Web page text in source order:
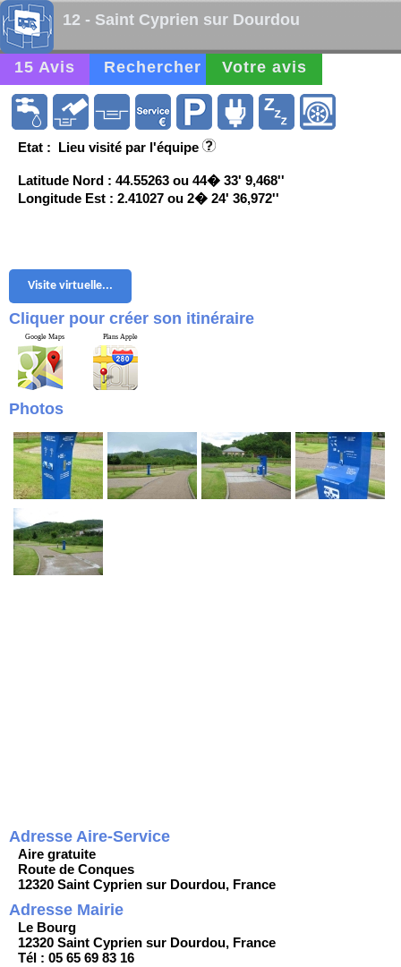
12 - Saint Cyprien sur Dourdou
15 Avis Rechercher Votre avis
Etat : Lieu visité par l'équipe
Latitude Nord : 44.55263 ou 44� 33' 9,468''
Longitude Est : 2.41027 ou 2� 24' 36,972''
Visite virtuelle...
Cliquer pour créer son itinéraire
Google Maps Plans Apple
Photos
Adresse Aire-Service
Aire gratuite
Route de Conques
12320 Saint Cyprien sur Dourdou, France
Adresse Mairie
Le Bourg
12320 Saint Cyprien sur Dourdou, France
Tél : 05 65 69 83 16